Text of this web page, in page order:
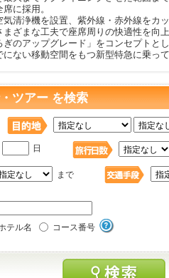
に採用。
気清浄機を設置、紫外線・赤外線をカ
まざまな工夫で座席周りの快適性を向
ぎのアップグレード」をコンセプトと
にない移動空間をもつ新型特急に乗っ
ツアー を検索
日
まで
テル名 コース番号